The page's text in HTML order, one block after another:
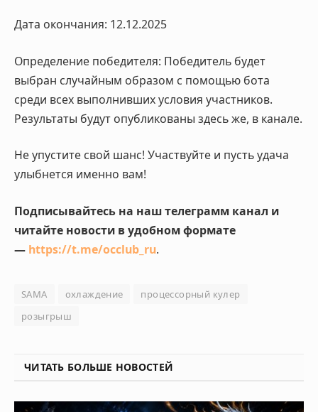
Дата окончания: 12.12.2025
Определение победителя: Победитель будет
выбран случайным образом с помощью бота
среди всех выполнивших условия участников.
Результаты будут опубликованы здесь же, в канале.
Не упустите свой шанс! Участвуйте и пусть удача
улыбнется именно вам!
Подписывайтесь на наш телеграмм канал и
читайте новости в удобном формате
— https://t.me/occlub_ru.
SAMA охлаждение
процессорный кулер
розыгрыш
ЧИТАТЬ БОЛЬШЕ НОВОСТЕЙ